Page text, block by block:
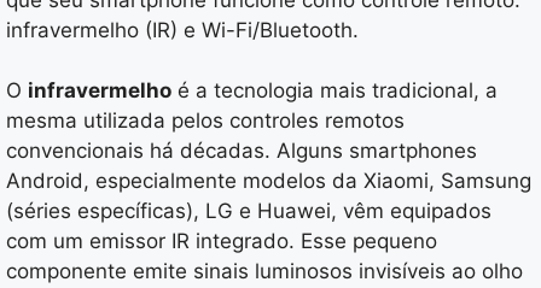
infravermelho (IR) e Wi-Fi/Bluetooth.
O infravermelho é a tecnologia mais tradicional, a
mesma utilizada pelos controles remotos
convencionais há décadas. Alguns smartphones
Android, especialmente modelos da Xiaomi, Samsung
(séries específicas), LG e Huawei, vêm equipados
com um emissor IR integrado. Esse pequeno
componente emite sinais luminosos invisíveis ao olho